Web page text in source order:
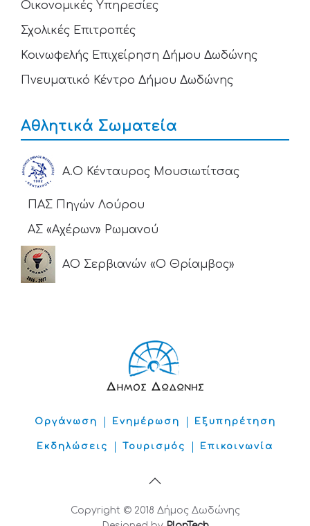
Οικονομικές Υπηρεσίες
Σχολικές Επιτροπές
Κοινωφελής Επιχείρηση Δήμου Δωδώνης
Πνευματικό Κέντρο Δήμου Δωδώνης
Αθλητικά Σωματεία
Α.Ο Κένταυρος Μουσιωτίτσας
ΠΑΣ Πηγών Λούρου
ΑΣ «Αχέρων» Ρωμανού
ΑΟ Σερβιανών «Ο Θρίαμβος»
Οργάνωση Ενημέρωση Εξυπηρέτηση
Εκδηλώσεις Τουρισμός Επικοινωνία
Copyright © 2018 Δήμος Δωδώνης